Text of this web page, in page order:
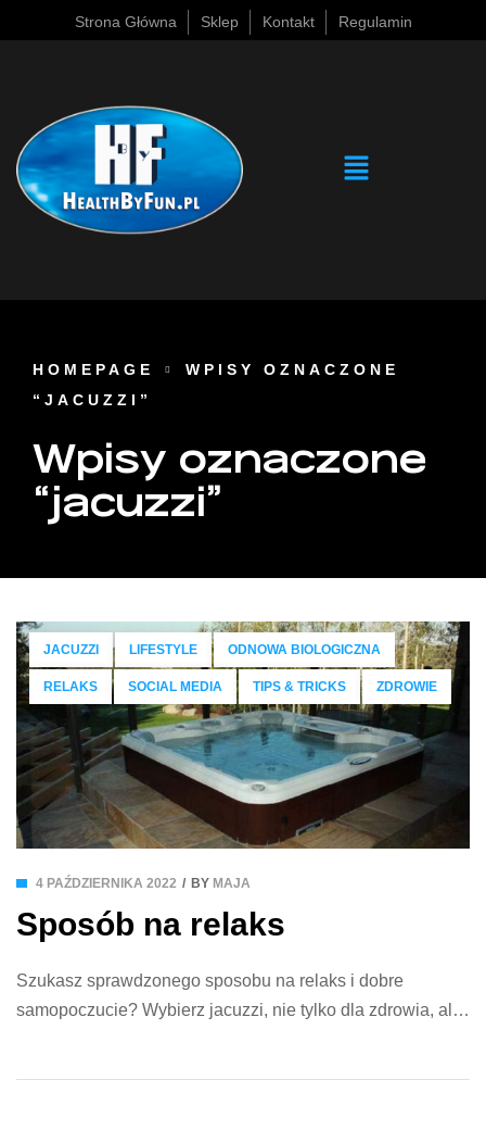
Strona Główna Sklep Kontakt Regulamin
HOMEPAGE
WPISY OZNACZONE
“JACUZZI”
Wpisy oznaczone
“jacuzzi”
JACUZZI LIFESTYLE ODNOWA BIOLOGICZNA
RELAKS SOCIAL MEDIA TIPS & TRICKS ZDROWIE
4 PAŹDZIERNIKA 2022 BY MAJA
Sposób na relaks
Szukasz sprawdzonego sposobu na relaks i dobre
samopoczucie? Wybierz jacuzzi, nie tylko dla zdrowia, ale